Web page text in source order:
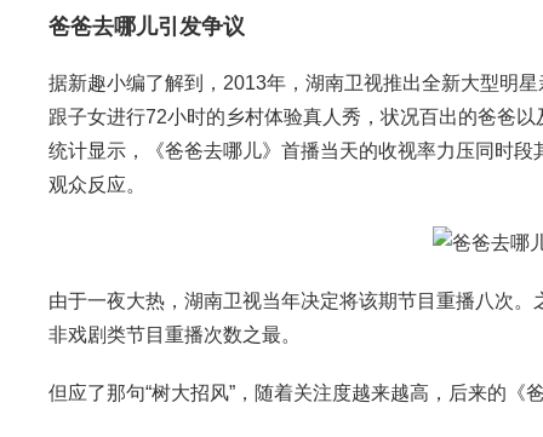
爸爸去哪儿引发争议
据新趣小编了解到，2013年，湖南卫视推出全新大型明
跟子女进行72小时的乡村体验真人秀，状况百出的爸爸
统计显示，《爸爸去哪儿》首播当天的收视率力压同时
观众反应。
由于一夜大热，湖南卫视当年决定将该期节目重播八次
非戏剧类节目重播次数之最。
但应了那句“树大招风”，随着关注度越来越高，后来的《